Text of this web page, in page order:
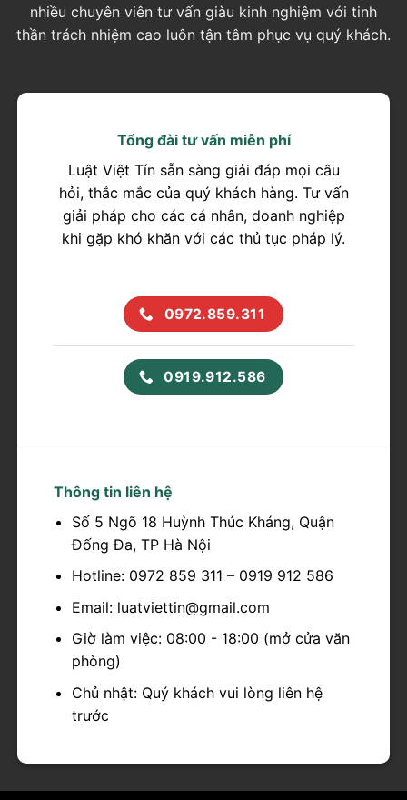
nhiều chuyên viên tư vấn giàu kinh nghiệm với tinh
thần trách nhiệm cao luôn tận tâm phục vụ quý khách.
Tổng đài tư vấn miễn phí
Luật Việt Tín sẵn sàng giải đáp mọi câu
hỏi, thắc mắc của quý khách hàng. Tư vấn
giải pháp cho các cá nhân, doanh nghiệp
khi gặp khó khăn với các thủ tục pháp lý.
0972.859.311
0919.912.586
Thông tin liên hệ
Số 5 Ngõ 18 Huỳnh Thúc Kháng, Quận
Đống Đa, TP Hà Nội
Hotline: 0972 859 311 – 0919 912 586
Email: luatviettin@gmail.com
Giờ làm việc: 08:00 - 18:00 (mở cửa văn
phòng)
Chủ nhật: Quý khách vui lòng liên hệ
trước